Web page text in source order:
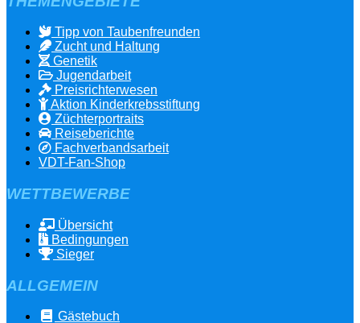
Tipp von Taubenfreunden
Zucht und Haltung
Genetik
Jugendarbeit
Preisrichterwesen
Aktion Kinderkrebsstiftung
Züchterportraits
Reiseberichte
Fachverbandsarbeit
VDT-Fan-Shop
WETTBEWERBE
Übersicht
Bedingungen
Sieger
ALLGEMEIN
Gästebuch